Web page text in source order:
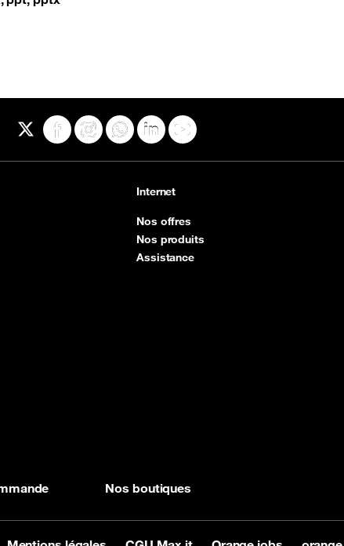
X FacebookInstagramWhatsApp
LinkedInYouTube
Internet
Nos offres
Nos produits
Assistance
Nos boutiques